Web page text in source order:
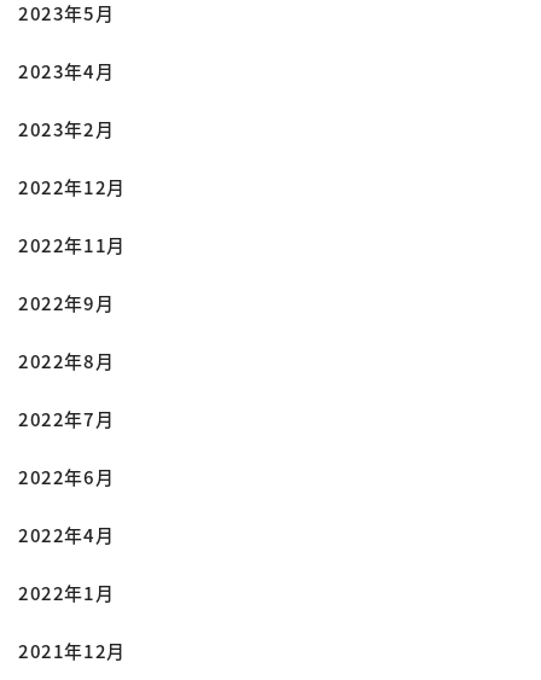
2023年5月
2023年4月
2023年2月
2022年12月
2022年11月
2022年9月
2022年8月
2022年7月
2022年6月
2022年4月
2022年1月
2021年12月